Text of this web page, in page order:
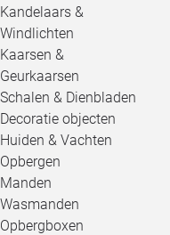
Kandelaars &
Windlichten
Kaarsen &
Geurkaarsen
Schalen & Dienbladen
Decoratie objecten
Huiden & Vachten
Opbergen
Manden
Wasmanden
Opbergboxen